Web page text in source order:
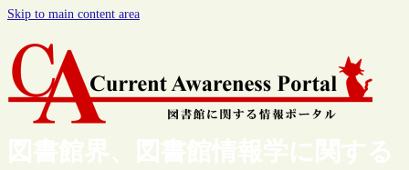
Skip to main content area
図書館界、図書館情報学に関する